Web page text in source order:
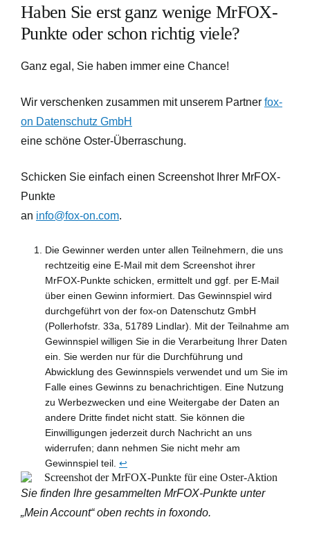
EN
Haben Sie erst ganz wenige MrFOX-
Punkte oder schon richtig viele?
Ganz egal, Sie haben immer eine Chance!
Wir verschenken zusammen mit unserem Partner fox-
on Datenschutz GmbH
eine schöne Oster-Überraschung.
Schicken Sie einfach einen Screenshot Ihrer MrFOX-
Punkte
an info@fox-on.com.
Die Gewinner werden unter allen Teilnehmern, die uns
rechtzeitig eine E-Mail mit dem Screenshot ihrer
MrFOX-Punkte schicken, ermittelt und ggf. per E-Mail
über einen Gewinn informiert. Das Gewinnspiel wird
durchgeführt von der fox-on Datenschutz GmbH
(Pollerhofstr. 33a, 51789 Lindlar). Mit der Teilnahme am
Gewinnspiel willigen Sie in die Verarbeitung Ihrer Daten
ein. Sie werden nur für die Durchführung und
Abwicklung des Gewinnspiels verwendet und um Sie im
Falle eines Gewinns zu benachrichtigen. Eine Nutzung
zu Werbezwecken und eine Weitergabe der Daten an
andere Dritte findet nicht statt. Sie können die
Einwilligungen jederzeit durch Nachricht an uns
widerrufen; dann nehmen Sie nicht mehr am
Gewinnspiel teil. ↩︎
Sie finden Ihre gesammelten MrFOX-Punkte unter
„Mein Account“ oben rechts in foxondo.